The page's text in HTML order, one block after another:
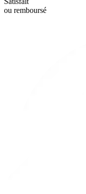
ou remboursé